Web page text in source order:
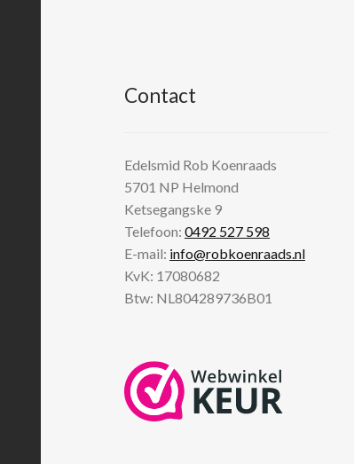
Contact
Edelsmid Rob Koenraads
5701 NP Helmond
Ketsegangske 9
Telefoon:0492 527 598
E-mail: info@robkoenraads.nl
KvK: 17080682
Btw: NL804289736B01